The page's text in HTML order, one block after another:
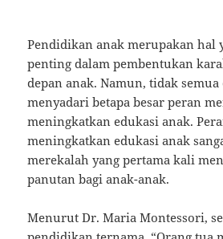
Pendidikan anak merupakan hal
penting dalam pembentukan
depan anak. Namun, tidak
menyadari betapa besar peran
meningkatkan edukasi anak.
meningkatkan edukasi anak
merekalah yang pertama kali
panutan bagi anak-anak.
Menurut Dr. Maria Montessori,